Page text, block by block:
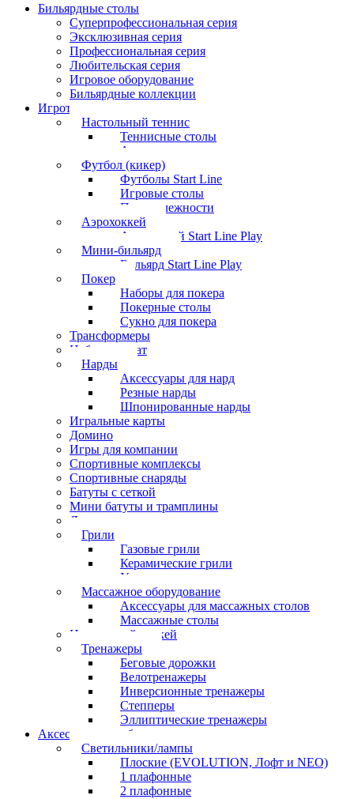
Бильярдные столы
Суперпрофессиональная серия
Эксклюзивная серия
Профессиональная серия
Любительская серия
Игровое оборудование
Бильярдные коллекции
Игротека
Настольный теннис
Теннисные столы
Аксессуары
Футбол (кикер)
Футболы Start Line
Игровые столы
Принадлежности
Аэрохоккей
Аэрохоккей Start Line Play
Мини-бильярд
Бильярд Start Line Play
Покер
Наборы для покера
Покерные столы
Сукно для покера
Трансформеры
Набор шахмат
Нарды
Аксессуары для нард
Резные нарды
Шпонированные нарды
Игральные карты
Домино
Игры для компании
Спортивные комплексы
Спортивные снаряды
Батуты с сеткой
Мини батуты и трамплины
Дартс
Грили
Газовые грили
Керамические грили
Угольные грили
Массажное оборудование
Аксессуары для массажных столов
Массажные столы
Настольный хоккей
Тренажеры
Беговые дорожки
Велотренажеры
Инверсионные тренажеры
Степперы
Эллиптические тренажеры
Аксессуары для бильярда
Светильники/лампы
Плоские (EVOLUTION, Лофт и NEO)
1 плафонные
2 плафонные